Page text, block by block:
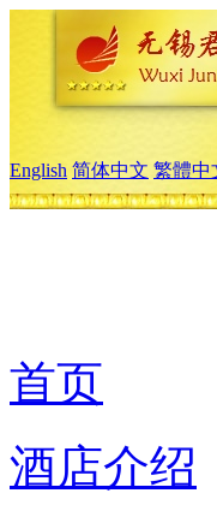
English 简体中文 繁體中
首页
酒店介绍